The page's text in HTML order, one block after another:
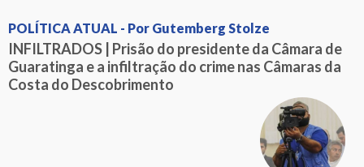
POLÍTICA ATUAL - Por Gutemberg Stolze
INFILTRADOS | Prisão do presidente da Câmara de
Guaratinga e a infiltração do crime nas Câmaras da
Costa do Descobrimento